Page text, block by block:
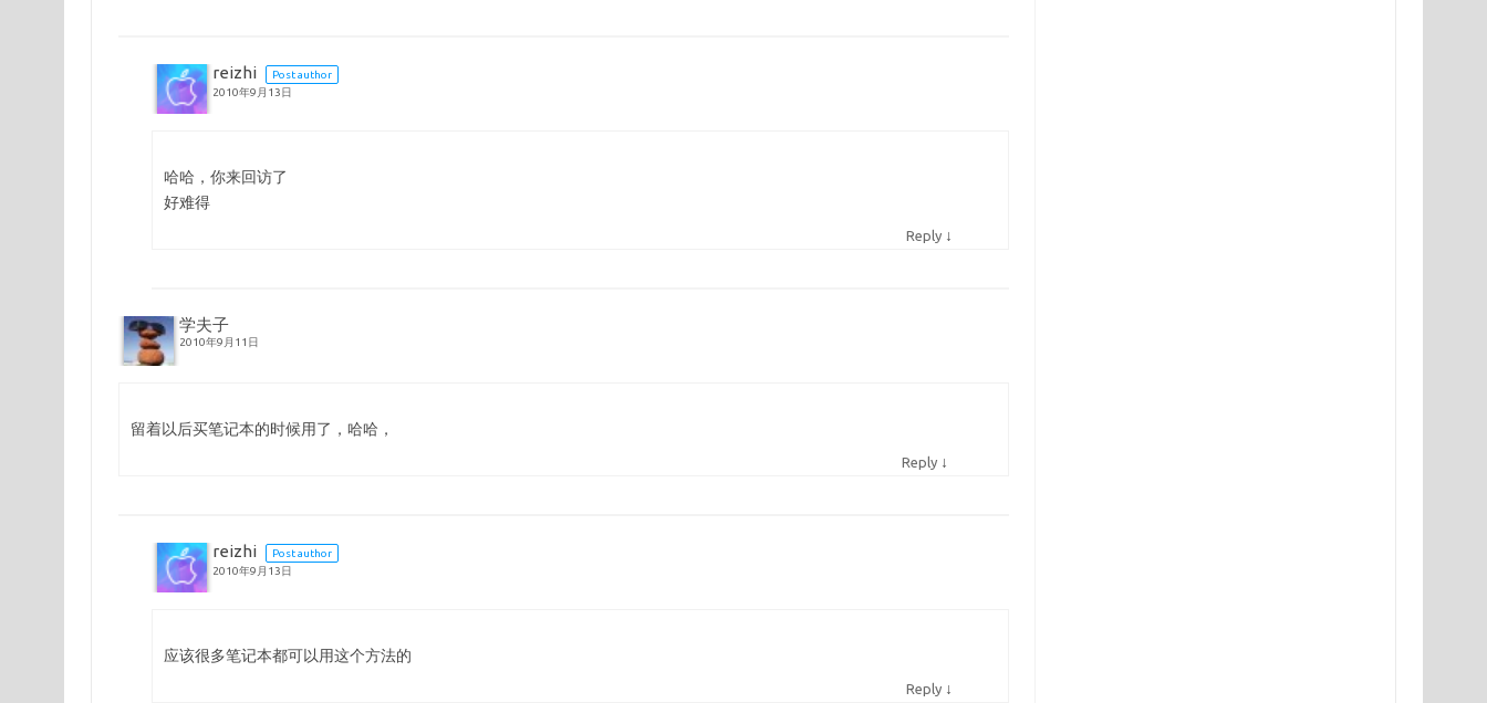
reizhi
Post author
2010年9月13日
哈哈，你来回访了
好难得
Reply ↓
学夫子
2010年9月11日
留着以后买笔记本的时候用了，哈哈，
Reply ↓
reizhi
Post author
2010年9月13日
应该很多笔记本都可以用这个方法的
Reply ↓